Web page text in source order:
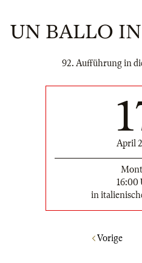
UN BALLO
92. Aufführung in
April
16:00
in
Vorige